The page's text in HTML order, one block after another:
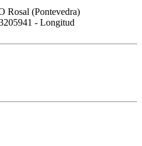
Rosal (Pontevedra)
- Longitud